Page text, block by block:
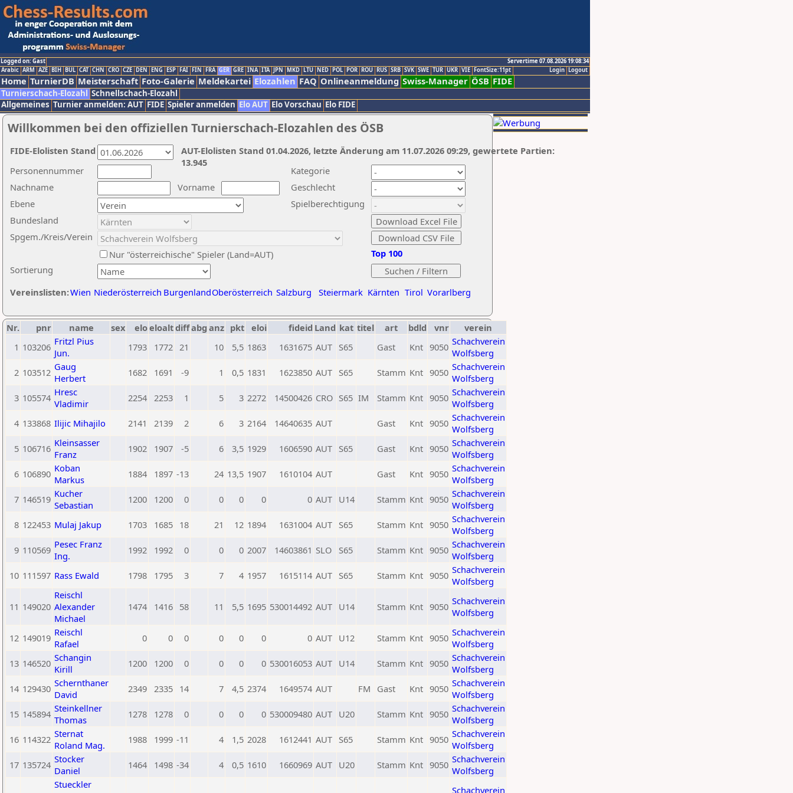
Logged on: Gast
Servertime 07.08.2026 19:08:34
Logout
Login
Arabic ARM AZE BIH BUL CAT CHN CRO CZE DEN ENG ESP FAI FIN FRA GER GRE INA ITA JPN MKD LTU NED POL POR ROU RUS SRB SVK SWE TUR UKR VIE FontSize:11pt
Home TurnierDB Meisterschaft Foto-Galerie Meldekartei Elozahlen FAQ Onlineanmeldung Swiss-Manager ÖSB FIDE
Turnierschach-Elozahl Schnellschach-Elozahl
Allgemeines Turnier anmelden: AUT FIDE Spieler anmelden Elo AUT Elo Vorschau Elo FIDE
Willkommen bei den offiziellen Turnierschach-Elozahlen des ÖSB
Nachname
Vorname
Ebene
Kategorie
Sortierung
Personennummer
Bundesland
Spgem./Kreis/Verein
Geschlecht
Nur "österreichische" Spieler (Land=AUT)
Spielberechtigung
Vereinslisten:Wien Niederösterreich BurgenlandOberösterreich Salzburg Steiermark Kärnten Tirol Vorarlberg
Top 100
AUT-Elolisten Stand 01.04.2026, letzte Änderung am 11.07.2026 09:29, gewertete Partien:
13.945
FIDE-Elolisten Stand
Nr. pnr name sex eloeloaltdiffabg anz pkt eloi fideid Land kat titel art bdld vnr
verein
1 103206 Fritzl Pius
Jun.
1793 1772 21 10 5,5 1863 1631675 AUT S65 Gast Knt 9050 Schachverein
Wolfsberg
2 103512 Gaug
Herbert
1682 1691 -9 1 0,5 1831 1623850 AUT S65 Stamm Knt 9050 Schachverein
Wolfsberg
3 105574 Hresc
Vladimir
2254 2253 1 5 3 2272 14500426 CRO S65 IM Stamm Knt 9050 Schachverein
Wolfsberg
4 133868 Ilijic Mihajilo 2141 2139 2 6 3 2164 14640635 AUT Gast Knt 9050 Schachverein
Wolfsberg
5 106716 Kleinsasser
Franz
1902 1907 -5 6 3,5 1929 1606590 AUT S65 Gast Knt 9050 Schachverein
Wolfsberg
6 106890 Koban
Markus
1884 1897 -13 24 13,5 1907 1610104 AUT Gast Knt 9050 Schachverein
Wolfsberg
7 146519 Kucher
Sebastian
1200 1200 0 0 0 0 0 AUT U14 Stamm Knt 9050 Schachverein
Wolfsberg
8 122453 Mulaj Jakup 1703 1685 18 21 12 1894 1631004 AUT S65 Stamm Knt 9050 Schachverein
Wolfsberg
9 110569 Pesec Franz
Ing.
1992 1992 0 0 0 2007 14603861 SLO S65 Stamm Knt 9050 Schachverein
Wolfsberg
10 111597 Rass Ewald 1798 1795 3 7 4 1957 1615114 AUT S65 Stamm Knt 9050 Schachverein
Wolfsberg
11 149020
Reischl
Alexander
Michael
1474 1416 58 11 5,5 1695 530014492 AUT U14 Stamm Knt 9050 Schachverein
Wolfsberg
12 149019 Reischl
Rafael
0 0 0 0 0 0 0 AUT U12 Stamm Knt 9050 Schachverein
Wolfsberg
13 146520 Schangin
Kirill
1200 1200 0 0 0 0 530016053 AUT U14 Stamm Knt 9050 Schachverein
Wolfsberg
14 129430 Schernthaner
David
2349 2335 14 7 4,5 2374 1649574 AUT FM Gast Knt 9050 Schachverein
Wolfsberg
15 145894 Steinkellner
Thomas
1278 1278 0 0 0 0 530009480 AUT U20 Stamm Knt 9050 Schachverein
Wolfsberg
16 114322 Sternat
Roland Mag.
1988 1999 -11 4 1,5 2028 1612441 AUT S65 Stamm Knt 9050 Schachverein
Wolfsberg
17 135724 Stocker
Daniel
1464 1498 -34 4 0,5 1610 1660969 AUT U20 Stamm Knt 9050 Schachverein
Wolfsberg
Stueckler
Schachverein